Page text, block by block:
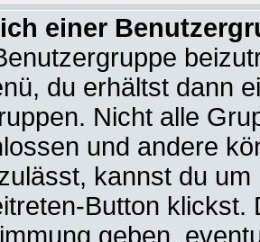
einer
du erhältst dann
Nicht alle
und andere
kannst du
Button
geben,